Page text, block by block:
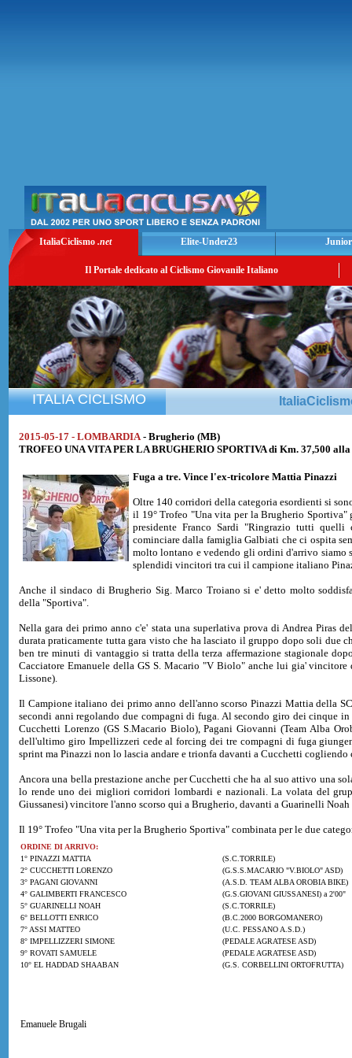
ItaliaCiclismo .net Elite-Under23
Il Portale dedicato al Ciclismo Giovanile Italiano
ITALIA CICLISMO
2015-05-17 - LOMBARDIA - Brugherio (MB)
TROFEO UNA VITA PER LA BRUGHERIO SPORTIVA di Km. 37,500
Fuga a tre. Vince l'ex-tricolore Mattia Pinazzi
Oltre 140 corridori della categoria esordienti si
il 19° Trofeo "Una vita per la Brugherio
presidente Franco Sardi "Ringrazio tutti quelli
cominciare dalla famiglia Galbiati che ci ospita
molto lontano e vedendo gli ordini d'arrivo
splendidi vincitori tra cui il campione italiano
Anche il sindaco di Brugherio Sig. Marco Troiano si e' detto molto
della "Sportiva".
Nella gara dei primo anno c'e' stata una superlativa prova di Andrea Piras
durata praticamente tutta gara visto che ha lasciato il gruppo dopo soli due
ben tre minuti di vantaggio si tratta della terza affermazione stagionale
Cacciatore Emanuele della GS S. Macario "V Biolo" anche lui gia'
Lissone).
Il Campione italiano dei primo anno dell'anno scorso Pinazzi Mattia della
secondi anni regolando due compagni di fuga. Al secondo giro dei cinque
Cucchetti Lorenzo (GS S.Macario Biolo), Pagani Giovanni (Team Alba
dell'ultimo giro Impellizzeri cede al forcing dei tre compagni di fuga
sprint ma Pinazzi non lo lascia andare e trionfa davanti a Cucchetti cogliendo
Ancora una bella prestazione anche per Cucchetti che ha al suo attivo una
lo rende uno dei migliori corridori lombardi e nazionali. La volata del
Giussanesi) vincitore l'anno scorso qui a Brugherio, davanti a Guarinelli
Il 19° Trofeo "Una vita per la Brugherio Sportiva" combinata per le due
ORDINE DI ARRIVO:
1° PINAZZI MATTIA
(S.C.TORRILE)
2° CUCCHETTI LORENZO
(G.S.S.MACARIO "V.BIOLO" ASD)
3° PAGANI GIOVANNI
(A.S.D. TEAM ALBA OROBIA BIKE)
4° GALIMBERTI FRANCESCO
(G.S.GIOVANI GIUSSANESI) a 2'00"
5° GUARINELLI NOAH
(S.C.TORRILE)
6° BELLOTTI ENRICO
(B.C.2000 BORGOMANERO)
7° ASSI MATTEO
(U.C. PESSANO A.S.D.)
8° IMPELLIZZERI SIMONE
(PEDALE AGRATESE ASD)
9° ROVATI SAMUELE
(PEDALE AGRATESE ASD)
10° EL HADDAD SHAABAN
(G.S. CORBELLINI ORTOFRUTTA)
Emanuele Brugali